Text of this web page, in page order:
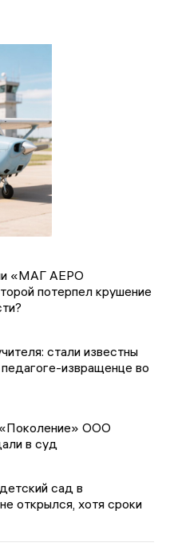
«МАГ АЕРО
потерпел крушение
стали известны
извращенце во
ООО
в суд
сад в
открылся, хотя сроки